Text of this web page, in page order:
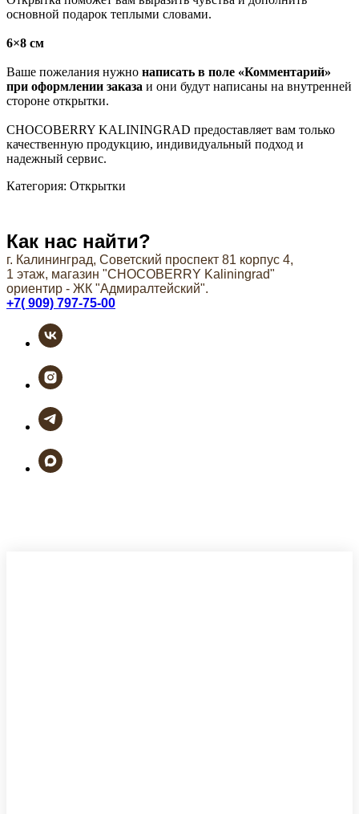
основной подарок теплыми словами.
6×8 см
Ваше пожелания нужно написать в поле «Комментарий»
при оформлении заказа и они будут написаны на внутренней
стороне открытки.
CHOCOBERRY KALININGRAD предоставляет вам только
качественную продукцию, индивидуальный подход и
надежный сервис.
Категория: Открытки
Как нас найти?
г. Калининград, Советский проспект 81 корпус 4,
1 этаж, магазин "СHOCOBERRY Kaliningrad"
ориентир - ЖК "Адмиралтейский".
+7( 909) 797-75-00